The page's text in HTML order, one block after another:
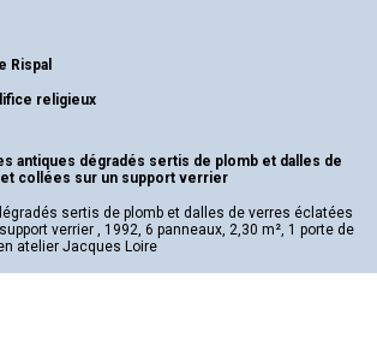
Rispal
religieux
antiques dégradés sertis de plomb et dalles de
collées sur un support verrier
sertis de plomb et dalles de verres éclatées
verrier , 1992, 6 panneaux, 2,30 m², 1 porte de
atelier Jacques Loire